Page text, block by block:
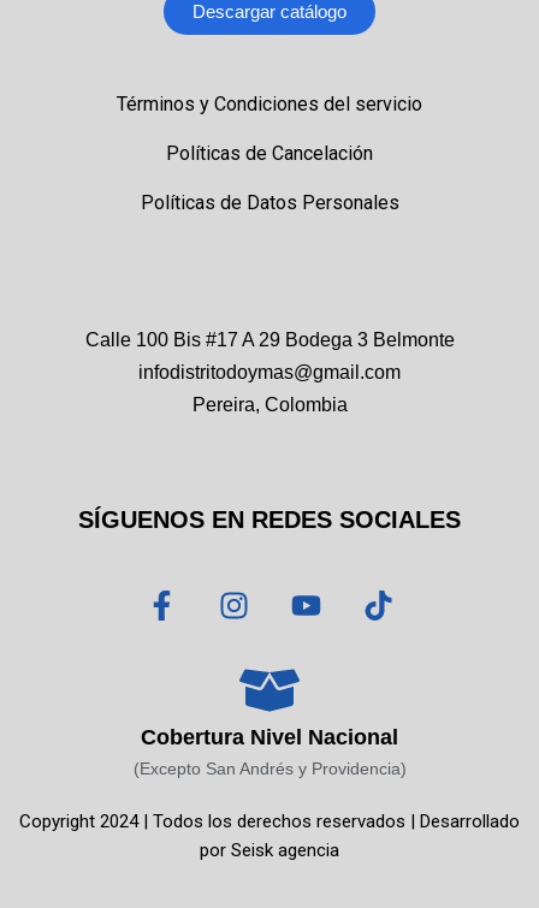
Descargar catálogo
Términos y Condiciones del servicio
Políticas de Cancelación
Políticas de Datos Personales
Calle 100 Bis #17 A 29 Bodega 3 Belmonte
infodistritodoymas@gmail.com
Pereira, Colombia
SÍGUENOS EN REDES SOCIALES
F
a
o
o
-
I
n
t
a
g
r
m
Y
o
b
e
T
i
k
Cobertura Nivel Nacional
(Excepto San Andrés y Providencia)
Copyright 2024 | Todos los derechos reservados | Desarrollado
por Seisk agencia